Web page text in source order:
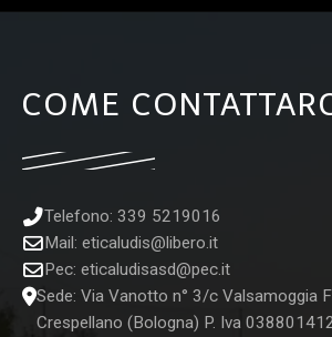
COME
Telefono: 339 5219016
Mail: eticaludis@libero.it
Pec: eticaludisasd@pec.it
Sede: Via Vanotto n° 3/c Valsamoggia
Crespellano (Bologna) P. Iva